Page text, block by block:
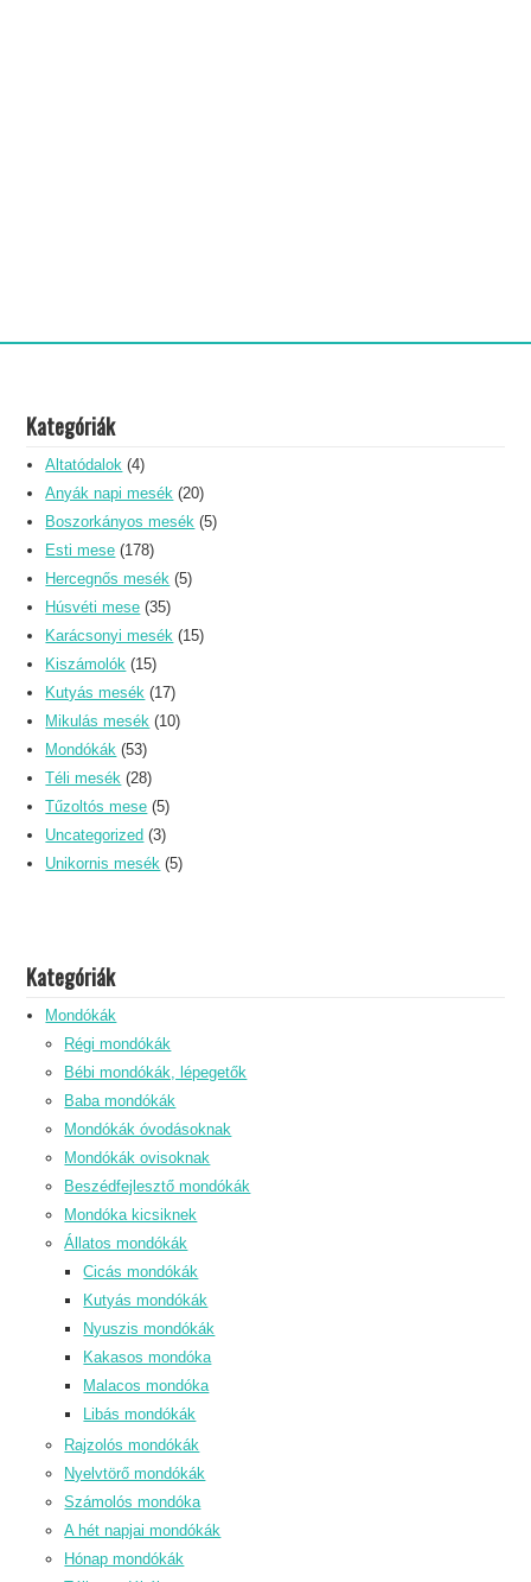
Kategóriák
Altatódalok (4)
Anyák napi mesék (20)
Boszorkányos mesék (5)
Esti mese (178)
Hercegnős mesék (5)
Húsvéti mese (35)
Karácsonyi mesék (15)
Kiszámolók (15)
Kutyás mesék (17)
Mikulás mesék (10)
Mondókák (53)
Téli mesék (28)
Tűzoltós mese (5)
Uncategorized (3)
Unikornis mesék (5)
Kategóriák
Mondókák
Régi mondókák
Bébi mondókák, lépegetők
Baba mondókák
Mondókák óvodásoknak
Mondókák ovisoknak
Beszédfejlesztő mondókák
Mondóka kicsiknek
Állatos mondókák
Cicás mondókák
Kutyás mondókák
Nyuszis mondókák
Kakasos mondóka
Malacos mondóka
Libás mondókák
Rajzolós mondókák
Nyelvtörő mondókák
Számolós mondóka
A hét napjai mondókák
Hónap mondókák